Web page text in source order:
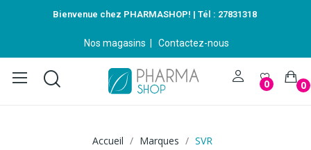
Bienvenue chez PHARMASHOP! | Tél : 27831318
Nos magasins Contactez-nous
0 0
Accueil Marques SVR